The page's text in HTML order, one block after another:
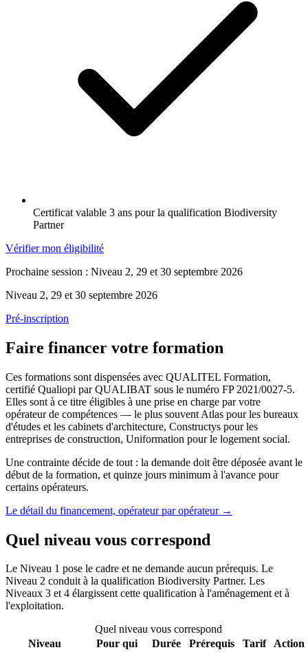
Certificat valable 3 ans pour la qualification Biodiversity
Partner
Vérifier mon éligibilité
Prochaine session : Niveau 2, 29 et 30 septembre 2026
Niveau 2, 29 et 30 septembre 2026
Pré-inscription
Faire financer votre formation
Ces formations sont dispensées avec QUALITEL Formation,
certifié Qualiopi par QUALIBAT sous le numéro FP 2021/0027-5.
Elles sont à ce titre éligibles à une prise en charge par votre
opérateur de compétences — le plus souvent Atlas pour les bureaux
d'études et les cabinets d'architecture, Constructys pour les
entreprises de construction, Uniformation pour le logement social.
Une contrainte décide de tout : la demande doit être déposée avant le
début de la formation, et quinze jours minimum à l'avance pour
certains opérateurs.
Le détail du financement, opérateur par opérateur →
Quel niveau vous correspond
Le Niveau 1 pose le cadre et ne demande aucun prérequis. Le
Niveau 2 conduit à la qualification Biodiversity Partner. Les
Niveaux 3 et 4 élargissent cette qualification à l'aménagement et à
l'exploitation.
Quel niveau vous correspond
Niveau
Pour qui Durée Prérequis Tarif Action